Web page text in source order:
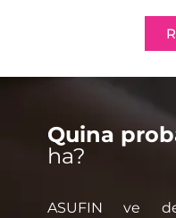
Quina
ha?
ASUFIN ve